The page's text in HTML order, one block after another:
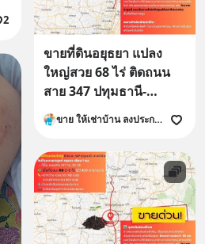
2
ขายที่ดินอยุธยา แปลง
ใหญ่สวย 68 ไร่ ติดถนน
สาย 347 ปทุมธานี-
บางปะหัน อ.บางประอิน
กม. 29-30
ขาย ให้เช่าบ้าน ลงประกาศ ที่ดิน คอนโด อาคารพาณิชย์